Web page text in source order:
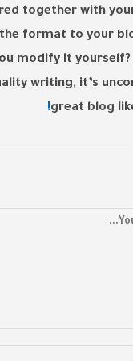
together with
format to your
modify it yourself?
writing, it’s
great blog
!